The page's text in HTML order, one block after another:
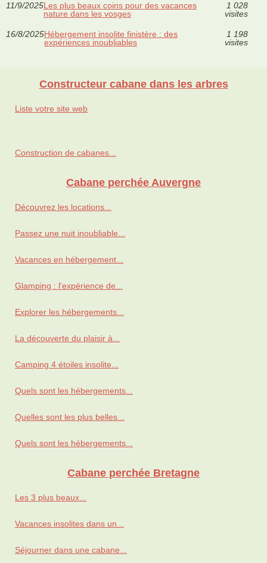
11/9/2025Les plus beaux coins pour des vacances
nature dans les vosges
1 028
visites
16/8/2025Hébergement insolite finistère : des
expériences inoubliables
1 198
visites
Constructeur cabane dans les arbres
Liste votre site web
Construction de cabanes...
Cabane perchée Auvergne
Découvrez les locations...
Passez une nuit inoubliable...
Vacances en hébergement...
Glamping : l'expérience de...
Explorer les hébergements...
La découverte du plaisir à...
Camping 4 étoiles insolite...
Quels sont les hébergements...
Quelles sont les plus belles...
Quels sont les hébergements...
Cabane perchée Bretagne
Les 3 plus beaux...
Vacances insolites dans un...
Séjourner dans une cabane...